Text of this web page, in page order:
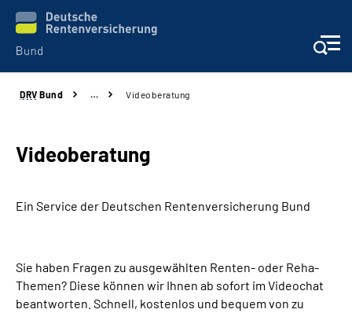
Beratung & Kontakt
Reha-Zentren
Über uns
DRV Bund … Videoberatung
Videoberatung
Ein Service der Deutschen Renten­versicherung Bund
Sie haben Fragen zu ausgewählten Renten- oder Reha-
Themen? Diese können wir Ihnen ab sofort im Videochat
beantworten. Schnell, kostenlos und bequem von zu